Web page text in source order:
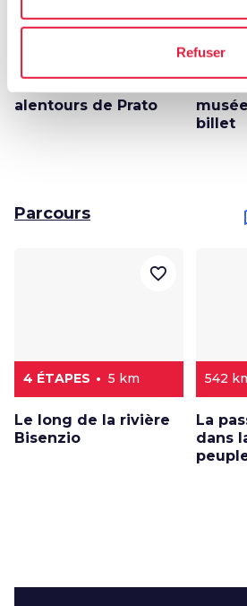
Refuser
alentours de Prato
color_lens
billet
Parcours
4 ÉTAPES 5 km
Le long de la rivière
Bisenzio
favorite_border
542
La
dans